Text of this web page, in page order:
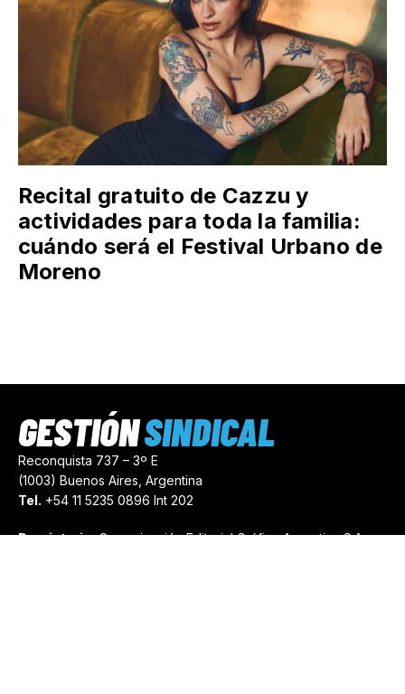
Recital gratuito de Cazzu y
actividades para toda la familia:
cuándo será el Festival Urbano de
Moreno
Reconquista 737 – 3º E
(1003) Buenos Aires, Argentina
Tel. +54 11 5235 0896 Int 202
Propietario:Comunicación Editorial Gráfica Argentina S.A.
GESTIÓNSINDICAL